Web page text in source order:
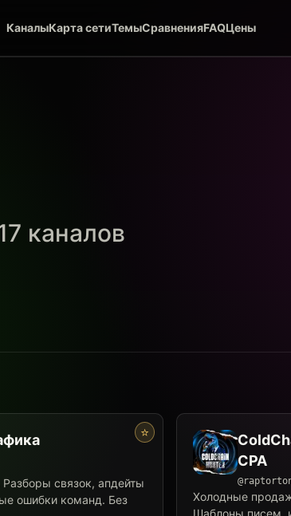
КаналыКарта сетиТемыСравненияFAQЦены
каналов
⭐
связок, апдейты
ошибки команд. Без
CPA
Холодные
Шаблоны писем,